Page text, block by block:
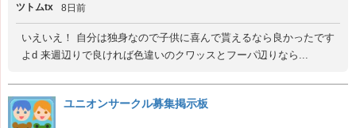
ツトムtx 8日前
いえいえ！ 自分は独身なので子供に喜んで貰えるなら良かったです
よd 来週辺りで良ければ色違いのクワッスとフーパ辺りなら...
ユニオンサークル募集掲示板